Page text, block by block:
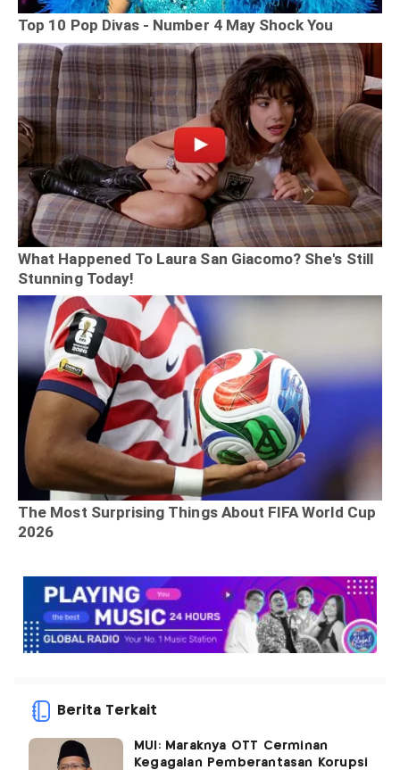
Berita Terkait
MUI: Maraknya OTT Cerminan
Kegagalan Pemberantasan Korupsi